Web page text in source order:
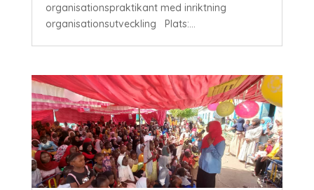
organisationspraktikant med inriktning
organisationsutveckling Plats:...